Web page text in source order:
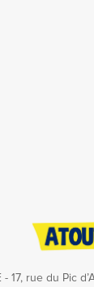
- 17, rue du Pic